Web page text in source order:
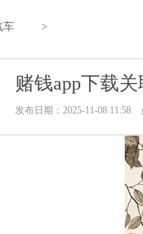
车 >
赌钱app下载
发布日期：2025-11-08 11:58